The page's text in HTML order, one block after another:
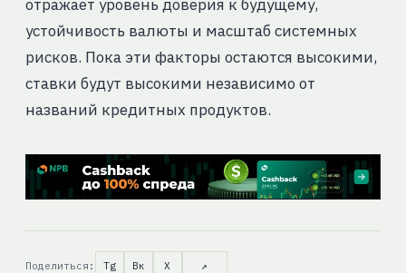
отражает уровень доверия к будущему,
устойчивость валюты и масштаб системных
рисков. Пока эти факторы остаются высокими,
ставки будут высокими независимо от
названий кредитных продуктов.
Поделиться: Tg Вк X ↗